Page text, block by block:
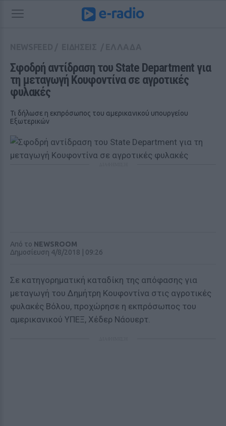
Σφοδρή αντίδραση του State Department για
τη μεταγωγή Κουφοντίνα σε αγροτικές
φυλακές
Τι δήλωσε η εκπρόσωπος του αμερικανικού υπουργείου
Εξωτερικών
Από το NEWSROOM
Δημοσίευση 4/8/2018 | 09:26
Σε κατηγορηματική καταδίκη της απόφασης για
μεταγωγή του Δημήτρη Κουφοντίνα στις αγροτικές
φυλακές Βόλου, προχώρησε η εκπρόσωπος του
αμερικανικού ΥΠΕΞ, Χέδερ Νάουερτ.